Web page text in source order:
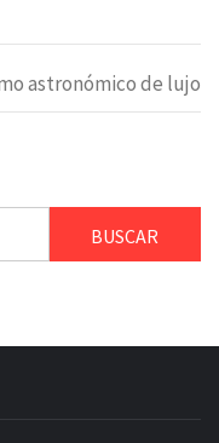
astronómico de lujo